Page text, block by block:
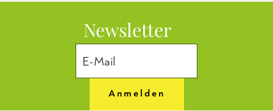
Newsletter
Anmelden